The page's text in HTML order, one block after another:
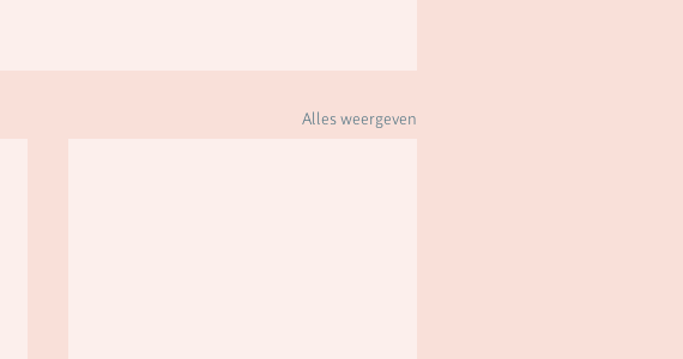
Alles weergeven